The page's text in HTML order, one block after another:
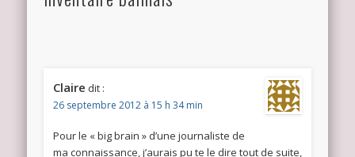
Claire dit :
26 septembre 2012 à 15 h 34 min
Pour le « big brain » d’une journaliste de
ma connaissance, j’aurais pu te le dire tout de suite,